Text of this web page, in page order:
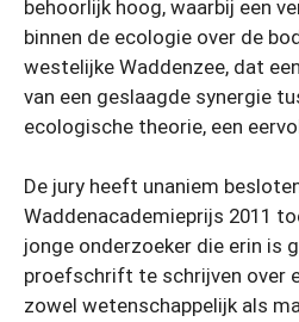
behoorlijk hoog, waarbij een
binnen de ecologie over de
westelijke Waddenzee, dat
van een geslaagde synergie
ecologische theorie, een
De jury heeft unaniem
Waddenacademieprijs 2011
jonge onderzoeker die erin is
proefschrift te schrijven over
zowel wetenschappelijk als